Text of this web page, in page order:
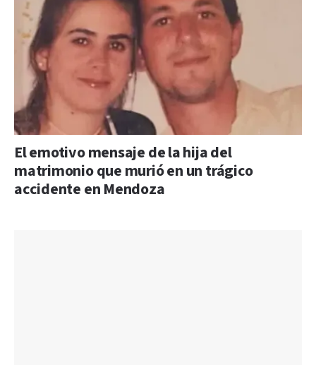
El emotivo mensaje de la hija del
matrimonio que murió en un trágico
accidente en Mendoza